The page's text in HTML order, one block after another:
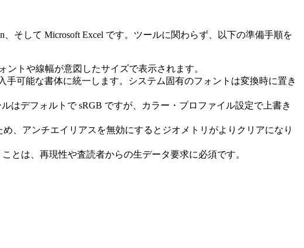
、そして Microsoft Excel です。ツールに関わらず、以下の準備手順を
トや線幅が意図したサイズで表示されます。
手可能な書体に統一します。システム固有のフォントは変換時に置き
はデフォルトで sRGB ですが、カラー・プロファイル設定で上書き
、アンチエイリアスを無効にするとジオメトリがよりクリアになり
とは、再現性や査読者からの生データ要求に必須です。